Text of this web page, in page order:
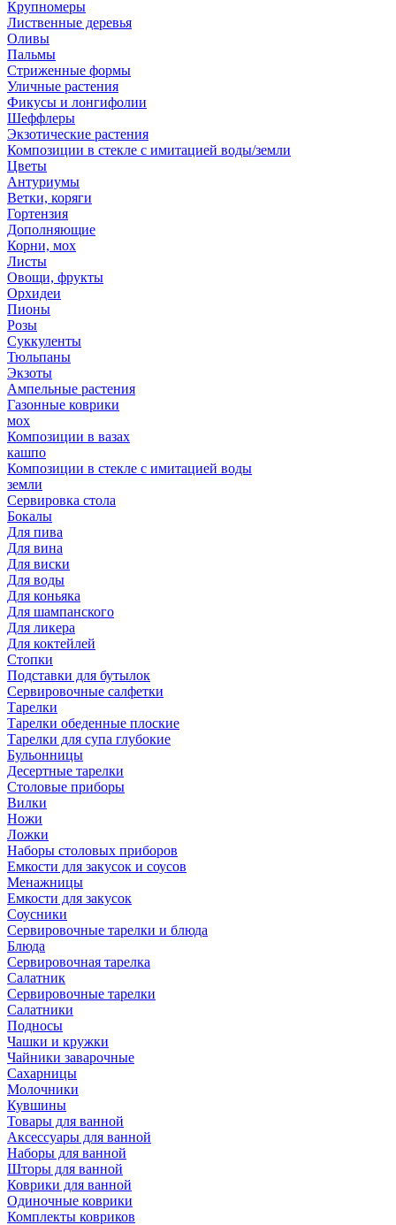
Крупномеры
Лиственные деревья
Оливы
Пальмы
Стриженные формы
Уличные растения
Фикусы и лонгифолии
Шеффлеры
Экзотические растения
Композиции в стекле с имитацией воды/земли
Цветы
Антуриумы
Ветки, коряги
Гортензия
Дополняющие
Корни, мох
Листы
Овощи, фрукты
Орхидеи
Пионы
Розы
Суккуленты
Тюльпаны
Экзоты
Ампельные растения
Газонные коврики
мох
Композиции в вазах
кашпо
Композиции в стекле с имитацией воды
земли
Сервировка стола
Бокалы
Для пива
Для вина
Для виски
Для воды
Для коньяка
Для шампанского
Для ликера
Для коктейлей
Стопки
Подставки для бутылок
Сервировочные салфетки
Тарелки
Тарелки обеденные плоские
Тарелки для супа глубокие
Бульонницы
Десертные тарелки
Столовые приборы
Вилки
Ножи
Ложки
Наборы столовых приборов
Емкости для закусок и соусов
Менажницы
Емкости для закусок
Соусники
Сервировочные тарелки и блюда
Блюда
Сервировочная тарелка
Салатник
Сервировочные тарелки
Салатники
Подносы
Чашки и кружки
Чайники заварочные
Сахарницы
Молочники
Кувшины
Товары для ванной
Аксессуары для ванной
Наборы для ванной
Шторы для ванной
Коврики для ванной
Одиночные коврики
Комплекты ковриков